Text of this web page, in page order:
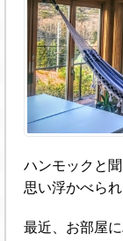
ハンモックと
思い浮かべられ
最近、お部屋